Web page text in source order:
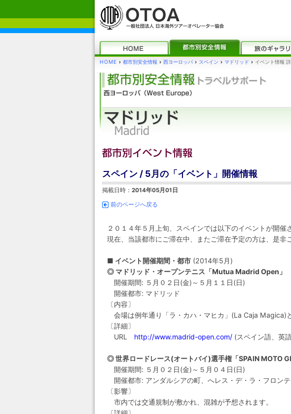
HOME › 都市別安全情報 › 西ヨーロッパ › スペイン › マドリッド › イベント情報
スペイン / 5月の「イベント」開催情報
掲載日時： 2014年05月01日
前のページへ戻る
２０１４年５月上旬、スペインでは以下のイベントが開催
現在、当該都市にご滞在中、またご滞在予定の方は、是非
■ イベント開催期間・都市 (2014年5月)
◎ マドリッド・オープンテニス「Mutua Madrid Open」
開催期間: ５月０２日(金)～５月１１日(日)
開催都市: マドリッド
〔内容〕
会場は例年通り「ラ・カハ・マヒカ」(La Caja Magica)
〔詳細〕
URL http://www.madrid-open.com/ (スペイン語、英
◎ 世界ロードレース(オートバイ)選手権「SPAIN MOTO
開催期間: ５月０２日(金)～５月０４日(日)
開催都市: アンダルシアの町、へレス・デ・ラ・フロンテ
〔影響〕
市内では交通規制が敷かれ、混雑が予想されます。